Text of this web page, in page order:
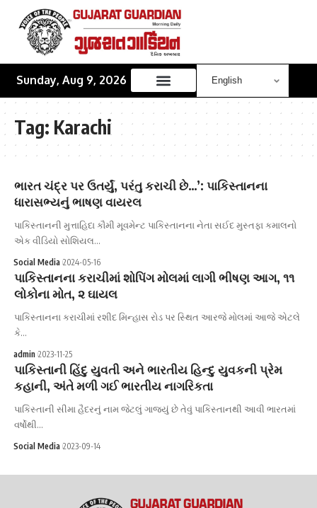
Sunday, Aug 9, 2026
Tag: Karachi
ભારત ચંદ્ર પર ઉતર્યું, પરંતુ કરાચી છે…’: પાકિસ્તાનના
ધારાસભ્યનું ભાષણ વાયરલ
પાકિસ્તાનની મુત્તાહિદા કૌમી મૂવમેન્ટ પાકિસ્તાનના નેતા સઈદ મુસ્તફા કમાલનો
એક વીડિયો સોશિયલ…
Social Media 2024-05-16
પાકિસ્તાનના કરાચીમાં શોપિંગ મોલમાં લાગી ભીષણ આગ, ૧૧
લોકોના મોત, ૨ ઘાયલ
પાકિસ્તાનના કરાચીમાં રશીદ મિન્હાસ રોડ પર સ્થિત આરજે મોલમાં આજે એટલે
કે…
admin 2023-11-25
પાકિસ્તાની હિંદુ યુવતી અને ભારતીય હિન્દુ યુવકની પ્રેમ
કહાની, અંતે મળી ગઈ ભારતીય નાગરિકતા
પાકિસ્તાની સીમા હૈદરનું નામ જેટલું ગાજ્યું છે તેવું પાકિસ્તાનથી આવી ભારતમાં
વર્ષોથી…
Social Media 2023-09-14